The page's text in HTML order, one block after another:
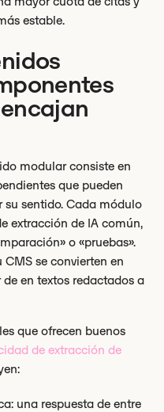
estable.
modular consiste en
que pueden
su sentido. Cada módulo
extracción de IA común,
o «pruebas».
se convierten en
en textos redactados a
que ofrecen buenos
de extracción de
una respuesta de entre